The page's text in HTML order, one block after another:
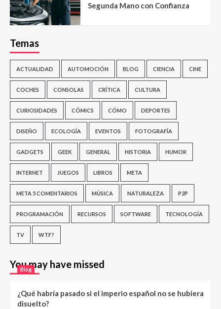
Segunda Mano con Confianza
Temas
ACTUALIDAD AUTOMOCIÓN BLOG CIENCIA CINE
COCHES CONSOLAS CRÍTICA CULTURA
CURIOSIDADES CÓMICS CÓMO DEPORTES
DISEÑO ECOLOGÍA EVENTOS FOTOGRAFÍA
GADGETS GEEK GENERAL HISTORIA HUMOR
INTERNET JUEGOS LIBROS META
META 5 COMENTARIOS MÚSICA NATURALEZA P2P
PROGRAMACIÓN RECURSOS SOFTWARE TECNOLOGÍA
TV WTF?
You may have missed
Blog
¿Qué habría pasado si el imperio español no se hubiera
disuelto?